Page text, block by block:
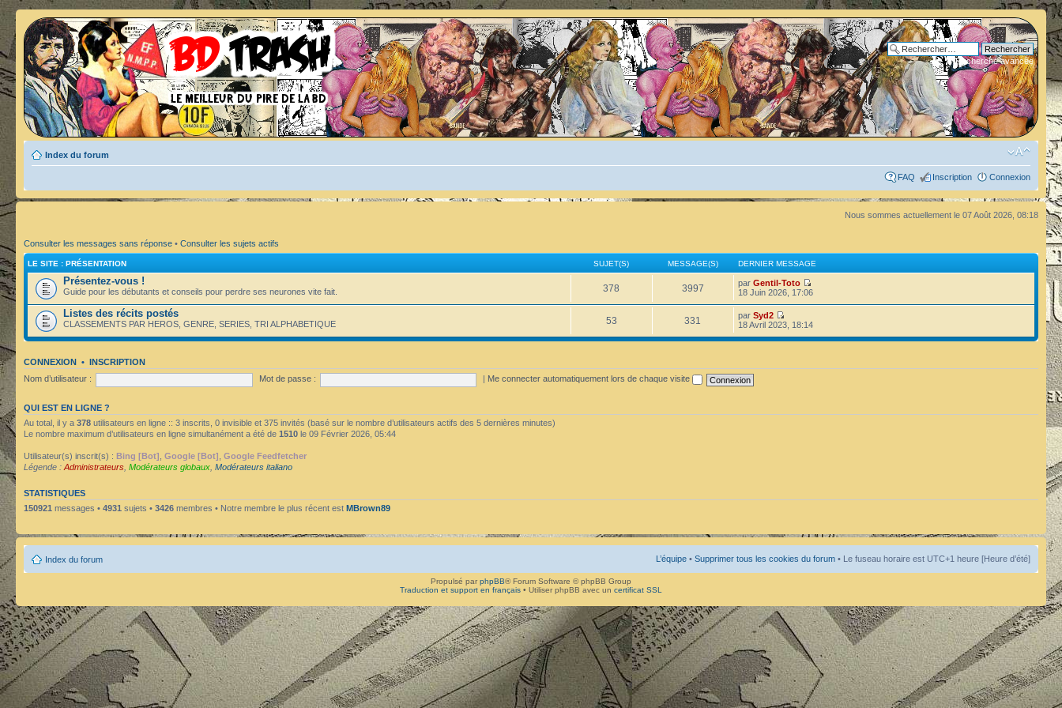
Recherche avancée
Index du forum
FAQ Inscription Connexion
Nous sommes actuellement le 07 Août 2026, 08:18
Consulter les messages sans réponse • Consulter les sujets actifs
LE SITE : PRÉSENTATION SUJET(S) MESSAGE(S) DERNIER MESSAGE
Présentez-vous !
Guide pour les débutants et conseils pour perdre ses neurones vite fait. 378 3997 par Gentil-Toto
18 Juin 2026, 17:06
Listes des récits postés
CLASSEMENTS PAR HEROS, GENRE, SERIES, TRI ALPHABETIQUE 53 331 par Syd2
18 Avril 2023, 18:14
CONNEXION • INSCRIPTION
Nom d’utilisateur :
Mot de passe : Me connecter automatiquement lors de chaque visite
QUI EST EN LIGNE ?
Au total, il y a 378 utilisateurs en ligne :: 3 inscrits, 0 invisible et 375 invités (basé sur le nombre d’utilisateurs actifs des 5 dernières minutes)
Le nombre maximum d’utilisateurs en ligne simultanément a été de 1510 le 09 Février 2026, 05:44
Utilisateur(s) inscrit(s) : Bing [Bot] Google [Bot] Google Feedfetcher
Légende : Administrateurs Modérateurs globaux Modérateurs italiano
STATISTIQUES
150921 messages • 4931 sujets • 3426 membres • Notre membre le plus récent est MBrown89
Index du forum L’équipe • Supprimer tous les cookies du forum • Le fuseau horaire est UTC+1 heure [Heure d’été]
Propulsé par phpBB® Forum Software © phpBB Group
Traduction et support en français • Utiliser phpBB avec un certificat SSL